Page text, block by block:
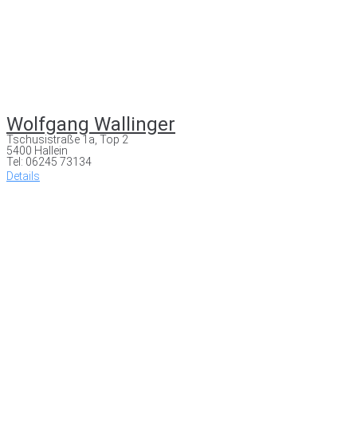
Wolfgang Wallinger
Tschusistraße 1a, Top 2
5400 Hallein
Tel: 06245 73134
Details